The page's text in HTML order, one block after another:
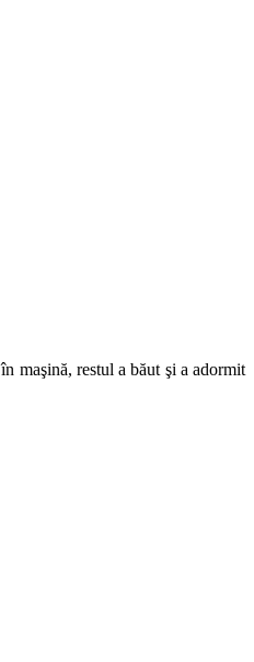
maşină, restul a băut şi a adormit